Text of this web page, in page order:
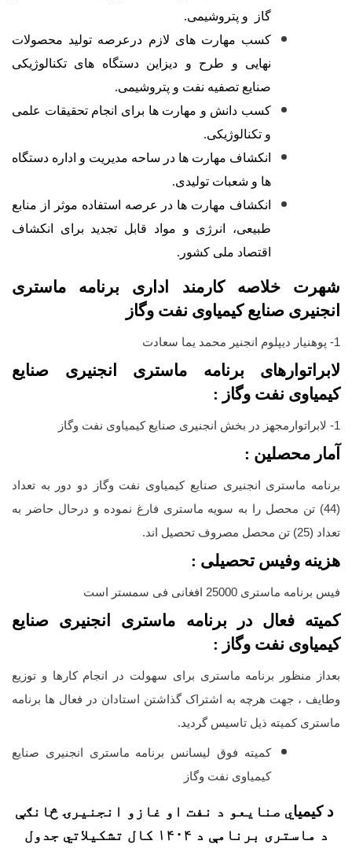
گاز و پتروشیمی.
کسب مهارت های لازم درعرصه تولید محصولات
نهایی و طرح و دیزاین دستگاه های تکنالوژیکی
صنایع تصفیه نفت و پتروشیمی.
کسب دانش و مهارت ها برای انجام تحقیقات علمی
و تکنالوژیکی.
انکشاف مهارت ها در ساحه مدیریت و اداره دستگاه
ها و شعبات تولیدی.
انکشاف مهارت ها در عرصه استفاده موثر از منابع
طبیعی، ‌انرژی و مواد قابل تجدید برای انکشاف
اقتصاد ملی کشور.
شهرت خلاصه کارمند اداری برنامه ماستری
انجنیری صنایع کیمیاوی نفت وگاز
1- پوهنیار دیپلوم انجنیر محمد یما سعادت
لابراتوارهای برنامه ماستری انجنیری صنایع
کیمیاوی نفت وگاز :
1- لابراتوارمجهز در بخش انجنیری صنایع کیمیاوی نفت وگاز
آمار محصلین :
برنامه ماستری انجنیری صنایع کیمیاوی نفت وگاز دو دور به تعداد
(44) تن محصل را به سویه ماستری فارغ نموده و درحال حاضر به
تعداد (25) تن محصل مصروف تحصیل اند.
هزینه وفیس تحصیلی :
فیس برنامه ماستری 25000 افغانی فی سمستر است
کمیته فعال در برنامه ماستری انجنیری صنایع
کیمیاوی نفت وگاز :
بعداز منظور برنامه ماستری برای سهولت در انجام کارها و توزیع
وطایف ، جهت هرچه به اشتراک گذاشتن استادان در فعال ها برنامه
ماستری کمیته ذیل تاسیس گردید.
کمیته فوق لیسانس برنامه ماستری انجنیری صنایع
کیمیاوی نفت وگاز
د کیمیاي صنایعو د نفت او غازو انجنیرۍ څانګې
د ماستری برنامې د ۱۴۰۴ کال تشکیلاتي جدول